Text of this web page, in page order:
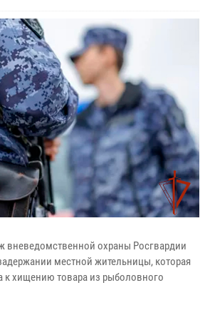
вневедомственной охраны Росгвардии
местной жительницы, которая
к хищению товара из рыболовного